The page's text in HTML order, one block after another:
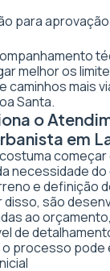
para
melhor os
caminhos mais
Santa.
o
em
começar
necessidade do
e definição
são
ao
de
processo pode